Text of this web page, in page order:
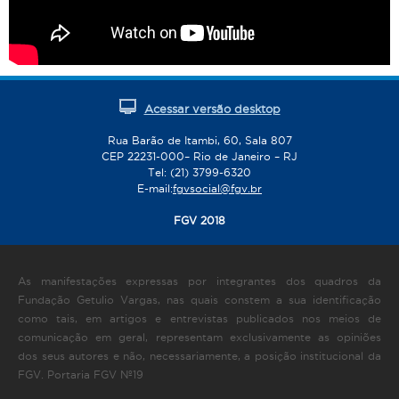
Acessar versão desktop
Rua Barão de Itambi, 60, Sala 807
CEP 22231-000– Rio de Janeiro – RJ
Tel: (21) 3799-6320
E-mail:fgvsocial@fgv.br
FGV 2018
As manifestações expressas por integrantes dos quadros da
Fundação Getulio Vargas, nas quais constem a sua identificação
como tais, em artigos e entrevistas publicados nos meios de
comunicação em geral, representam exclusivamente as opiniões
dos seus autores e não, necessariamente, a posição institucional da
FGV. Portaria FGV Nº19